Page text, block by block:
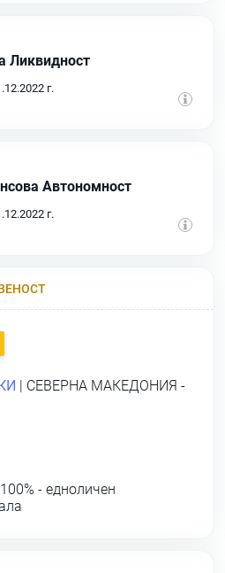
Ликвидност
г.
Автономност
г.
| СЕВЕРНА МАКЕДОНИЯ -
100% - едноличен